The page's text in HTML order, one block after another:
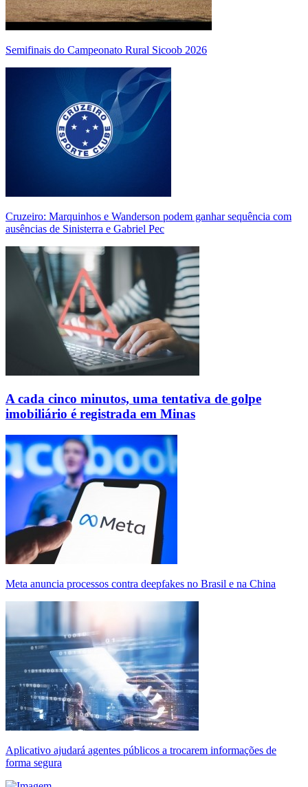
Semifinais do Campeonato Rural Sicoob 2026
Cruzeiro: Marquinhos e Wanderson podem ganhar sequência com
ausências de Sinisterra e Gabriel Pec
A cada cinco minutos, uma tentativa de golpe
imobiliário é registrada em Minas
Meta anuncia processos contra deepfakes no Brasil e na China
Aplicativo ajudará agentes públicos a trocarem informações de
forma segura